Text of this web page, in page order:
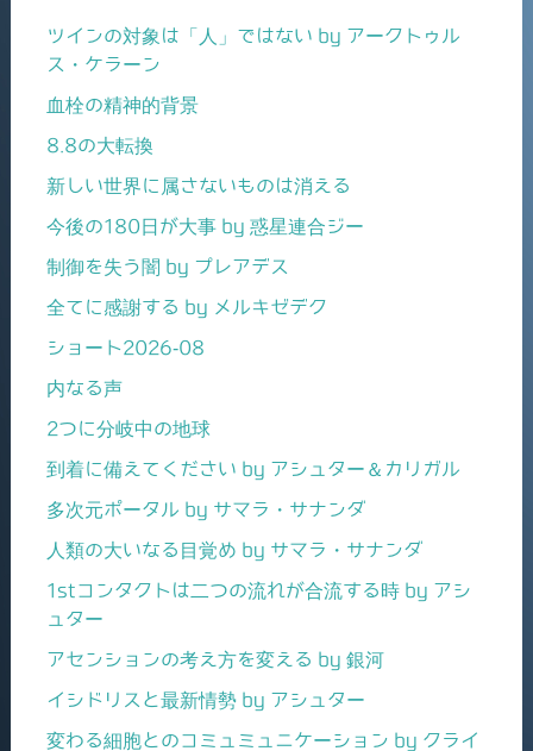
ツインの対象は「人」ではない by アークトゥル
ス・ケラーン
血栓の精神的背景
8.8の大転換
新しい世界に属さないものは消える
今後の180日が大事 by 惑星連合ジー
制御を失う闇 by プレアデス
全てに感謝する by メルキゼデク
ショート2026-08
内なる声
2つに分岐中の地球
到着に備えてください by アシュター＆カリガル
多次元ポータル by サマラ・サナンダ
人類の大いなる目覚め by サマラ・サナンダ
1stコンタクトは二つの流れが合流する時 by アシ
ュター
アセンションの考え方を変える by 銀河
イシドリスと最新情勢 by アシュター
変わる細胞とのコミュミュニケーション by クライ